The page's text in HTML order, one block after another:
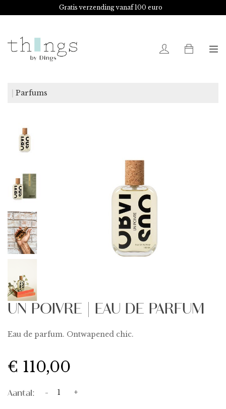
Gratis verzending vanaf 100 euro
Parfums
UN POIVRE | EAU DE PARFUM
Eau de parfum. Ontwapened chic.
€ 110,00
Aantal: - +